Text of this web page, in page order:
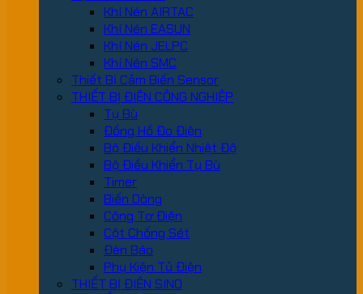
Khí Nén AIRTAC
Khí Nén EASUN
Khí Nén JELPC
Khí Nén SMC
Thiết Bị Cảm Biến Sensor
THIẾT BỊ ĐIỆN CÔNG NGHIỆP
Tụ Bù
Đồng Hồ Đo Điện
Bộ Điều Khiển Nhiệt Độ
Bộ Điều Khiển Tụ Bù
Timer
Biến Dòng
Công Tơ Điện
Cột Chống Sét
Đèn Báo
Phụ Kiện Tủ Điện
THIẾT BỊ ĐIỆN SINO